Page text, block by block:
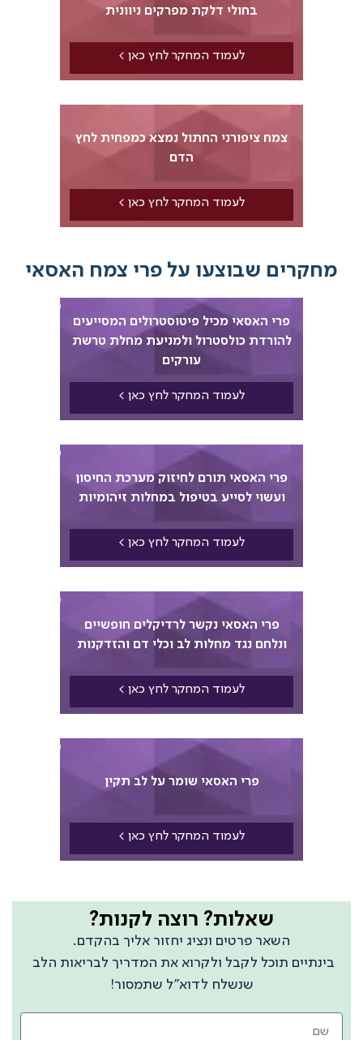
בחולי דלקת מפרקים ניוונית
לעמוד המחקר לחץ כאן >
צמח ציפורני החתול נמצא כמפחית לחץ
לעמוד המחקר לחץ כאן >
שבוצעו על פרי צמח האסאי
פרי האסאי מכיל פיטוסטרולים המסייעים
להורדת כולסטרול ולמניעת מחלת טרשת
לעמוד המחקר לחץ כאן >
פרי האסאי תורם לחיזוק מערכת החיסון
ועשוי לסייע בטיפול במחלות זיהומיות
לעמוד המחקר לחץ כאן >
פרי האסאי נקשר לרדיקלים חופשיים
ונלחם נגד מחלות לב וכלי דם והזדקנות
לעמוד המחקר לחץ כאן >
פרי האסאי שומר על לב תקין
לעמוד המחקר לחץ כאן >
שאלות? רוצה לקנות?
השאר פרטים ונציג יחזור אליך בהקדם.
תוכל לקבל ולקרוא את המדריך לבריאות הלב
שנשלח לדוא"ל שתמסור!